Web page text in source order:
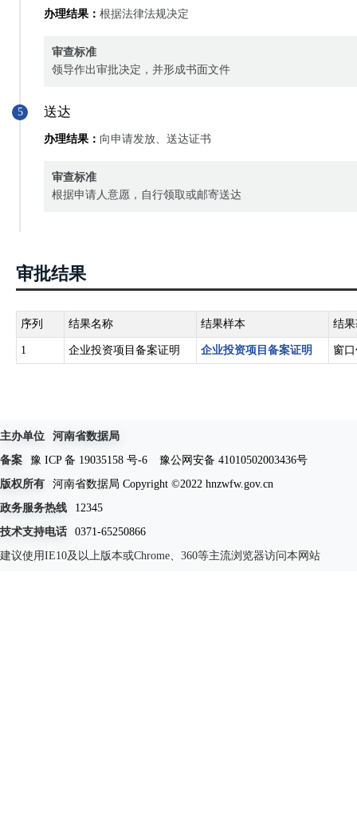
办理结果： 根据法律法规决定
审查标准
领导作出审批决定，并形成书面文件
5 送达
办理结果： 向申请发放、送达证书
审查标准
根据申请人意愿，自行领取或邮寄送达
审批结果
序列 结果名称 结果样本 结
1 企业投资项目备案证明 企业投资项目备案证明 窗
主办单位
河南省数据局
备案
豫 ICP 备 19035158 号-6
豫公网安备 41010502003436号
版权所有
河南省数据局 Copyright ©2022 hnzwfw.gov.cn
政务服务热线
12345
技术支持电话
0371-65250866
建议使用IE10及以上版本或Chrome、360等主流浏览器访问本网站